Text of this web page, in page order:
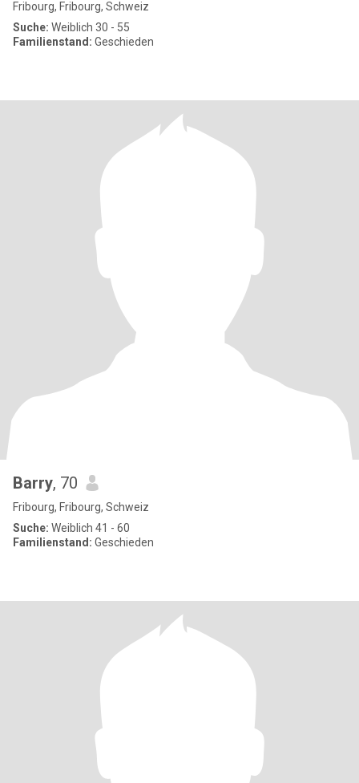
Fribourg, Fribourg, Schweiz
Suche: Weiblich 30 - 55
Familienstand: Geschieden
Barry, 70
Fribourg, Fribourg, Schweiz
Suche: Weiblich 41 - 60
Familienstand: Geschieden